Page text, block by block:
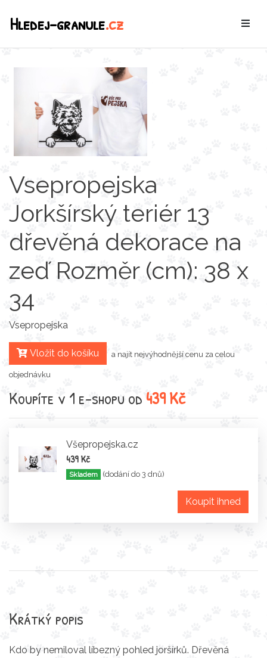
Hledej-granule.cz
Vsepropejska
Jorkšírský teriér 13
dřevěná dekorace na
zeď Rozměr (cm): 38 x
34
Vsepropejska
Vložit do košíku a najít nejvýhodnější cenu za celou
objednávku
Koupíte v 1 e-shopu od 439 Kč
Všepropejska.cz
439 Kč
Skladem (dodání do 3 dnů)
Koupit ihned
Krátký popis
Kdo by nemiloval líbezný pohled joršírků. Dřevěná